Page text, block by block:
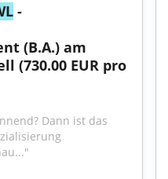
-
(B.A.) am
(730.00 EUR pro
Dann ist das